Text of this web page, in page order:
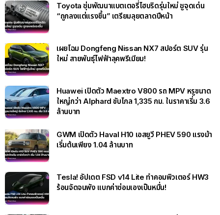
Toyota ซุ่มพัฒนาแบตเตอรี่ไฮบริดรุ่นใหม่ ชูจุดเด่น
“ถูกลงแต่แรงขึ้น” เตรียมลุยตลาดปีหน้า
เผยโฉม Dongfeng Nissan NX7 สปอร์ต SUV รุ่น
ใหม่ สายพันธุ์ไฟฟ้าลุคพรีเมียม!
Huawei เปิดตัว Maextro V800 รถ MPV หรูขนาด
ใหญ่กว่า Alphard ขับไกล 1,335 กม. ในราคาเริ่ม 3.6
ล้านบาท
GWM เปิดตัว Haval H10 เอสยูวี PHEV 590 แรงม้า
เริ่มต้นเพียง 1.04 ล้านบาท
Tesla! อัปเดต FSD v14 Lite ทำคอมพิวเตอร์ HW3
ร้อนจัดจนพัง แบกค่าซ่อมเองเป็นหมื่น!